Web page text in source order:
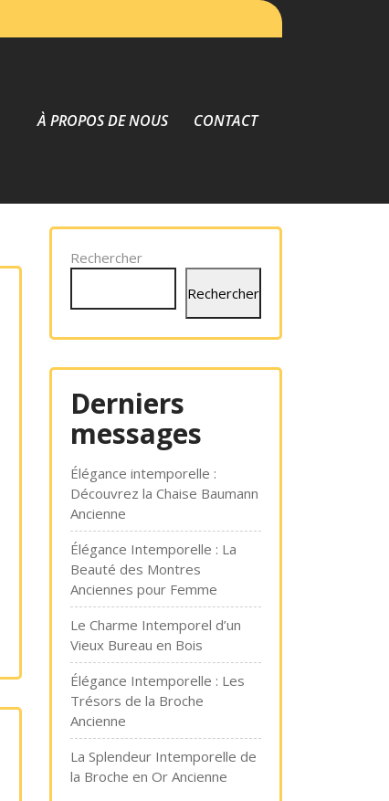
À PROPOS DE NOUS CONTACT
Rechercher
Rechercher
Derniers
messages
Élégance intemporelle :
Découvrez la Chaise Baumann
Ancienne
Élégance Intemporelle : La
Beauté des Montres
Anciennes pour Femme
Le Charme Intemporel d’un
Vieux Bureau en Bois
Élégance Intemporelle : Les
Trésors de la Broche
Ancienne
La Splendeur Intemporelle de
la Broche en Or Ancienne